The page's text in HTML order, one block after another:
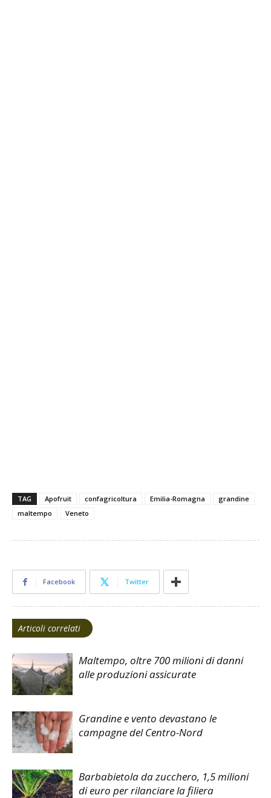
TAG Apofruit confagricoltura Emilia-Romagna
grandine
maltempo
Veneto
Facebook Twitter
Articoli correlati
Maltempo, oltre 700 milioni di danni
alle produzioni assicurate
Grandine e vento devastano le
campagne del Centro-Nord
Barbabietola da zucchero, 1,5 milioni
di euro per rilanciare la filiera